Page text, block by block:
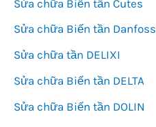
Sửa chữa Biến tần Cutes
Sửa chữa Biến tần Danfoss
Sửa chữa tần DELIXI
Sửa chữa Biến tần DELTA
Sửa chữa Biến tần DOLIN